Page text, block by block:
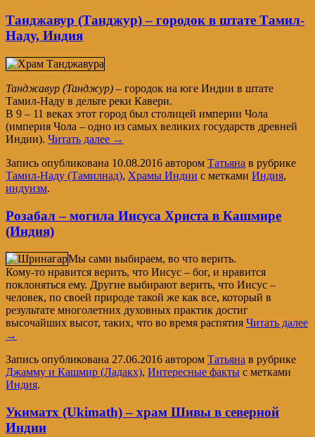
Танджавур (Танджур) – городок в штате Тамил-
Наду, Индия
Танджавур (Танджур) – городок на юге Индии в штате
Тамил-Наду в дельте реки Кавери.
В 9 – 11 веках этот город был столицей империи Чола
(империя Чола – одно из самых великих государств древней
Индии). Читать далее →
Запись опубликована 10.08.2016 автором Татьяна в рубрике
Тамил-Наду (Тамилнад), Храмы Индии с метками Индия,
индуизм.
Розабал – могила Иисуса Христа в Кашмире
(Индия)
Мы сами выбираем, во что верить.
Кому-то нравится верить, что Иисус – бог, и нравится
поклоняться ему. Другие выбирают верить, что Иисус –
человек, по своей природе такой же как все, который в
результате многолетних духовных практик достиг
высочайших высот, таких, что во время распятия Читать далее
→
Запись опубликована 27.06.2016 автором Татьяна в рубрике
Джамму и Кашмир (Ладакх), Интересные факты с метками
Индия.
Укиматх (Ukimath) – храм Шивы в северной
Индии